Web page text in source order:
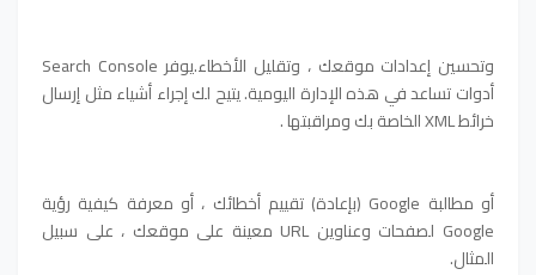
وتحسين إعدادات موقعك ، وتقليل الأخطاء.
يوفر Search Console
أدوات تساعد في هذه الإدارة اليومية. يتيح لك إجراء أشياء مثل إرسال
خرائط XML الخاصة بك ومراقبتها .
أو مطالبة Google (بإعادة) تقييم أخطائك ، أو معرفة كيفية رؤية
Google لصفحات وعناوين URL معينة على موقعك ، على سبيل
المثال.